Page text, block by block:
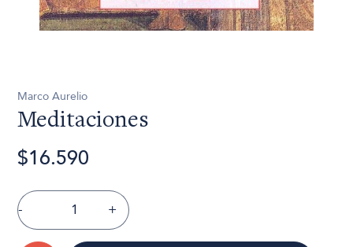
Marco Aurelio
Meditaciones
$16.590
- +